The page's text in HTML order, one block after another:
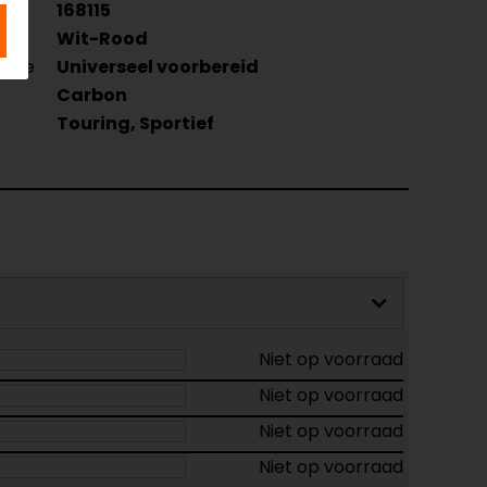
168115
Wit-Rood
Universeel voorbereid
Carbon
Touring, Sportief
Niet op voorraad
Niet op voorraad
Niet op voorraad
Niet op voorraad